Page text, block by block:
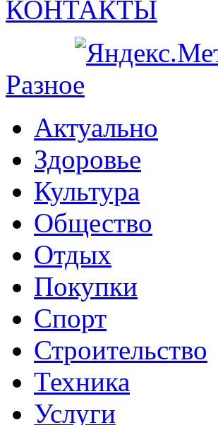
КОНТАКТЫ
Разное
Актуально
Здоровье
Культура
Общество
Отдых
Покупки
Спорт
Строительство
Техника
Услуги